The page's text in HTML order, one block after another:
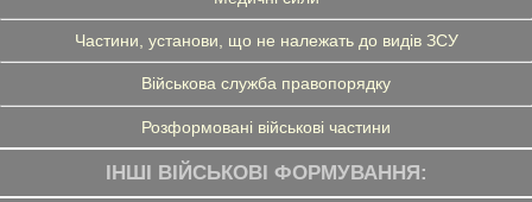
Частини, установи, що не належать до видів ЗСУ
Військова служба правопорядку
Розформовані військові частини
ІНШІ ВІЙСЬКОВІ ФОРМУВАННЯ: